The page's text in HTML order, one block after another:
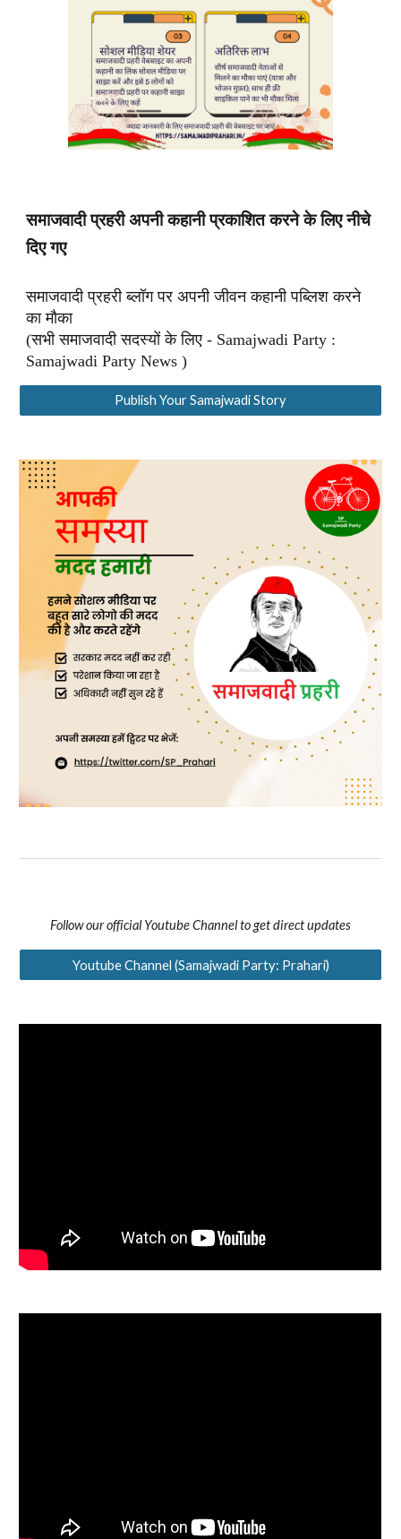
समाजवादी प्रहरी अपनी कहानी प्रकाशित करने के लिए नीचे
दिए गए
समाजवादी प्रहरी ब्लॉग पर अपनी जीवन कहानी पब्लिश करने
का मौका
(सभी समाजवादी सदस्यों के लिए - Samajwadi Party :
Samajwadi Party News )
Publish Your Samajwadi Story
Follow our official Youtube Channel to get direct updates
Youtube Channel (Samajwadi Party: Prahari)